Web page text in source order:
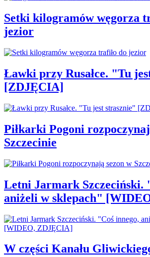
Setki kilogramów węgorza
jezior
Ławki przy Rusałce. "Tu
[ZDJĘCIA]
Piłkarki Pogoni
Szczecinie
Letni Jarmark Szczeciński.
aniżeli w sklepach"
W części Kanału